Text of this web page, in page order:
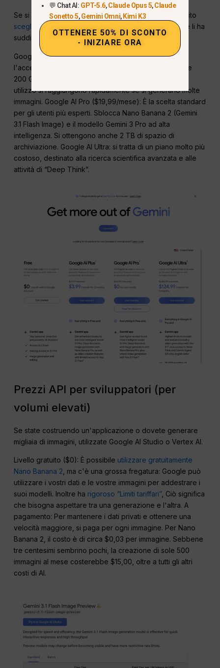
Se si utilizza l'App Gemini o Google Workspace, di solito
scegliere un piano mensile
. A partire dal 2026, Google li ha
suddivisi in tre livelli:
Google AI Plus ($7,99/mese): È il piano di base. Offre
l'accesso di base a Nano Banana e Veo 3 Fast. Include
200 GB di spazio di archiviazione cloud, ma i limiti di
utilizzo si raggiungono rapidamente se si generano molte
immagini. Google AI Pro ($19,99/mese): È la scelta standard
per gli utenti più esperti. Sblocca Nano Banana 2 (Gemini
3.1 Flash Image) e il modello Gemini 3 Pro ad alta
intelligenza. Si ottengono anche 2 TB di spazio di
archiviazione. Google AI Ultra: si tratta di un piano molto più
costoso, destinato alla ricerca scientifica avanzata e alle
attività di “Deep Think”.
Prezzi API per sviluppatori (per
volumi elevati)
Se state costruendo un'applicazione o dovete generare
migliaia di immagini, utilizzate Google AI Studio o Vertex AI.
Livello gratuito ($0): È possibile utilizzare gratuitamente
Nano Banana 2 , ma c'è una grossa fregatura: Google può
utilizzare i vostri dati e le vostre immagini per addestrare i
suoi modelli. Inoltre ha rigoroso “Limiti tariffari”, Ciò significa
che bisogna aspettare tra una generazione e l'altra. A
pagamento: Per mantenere i dati privati e ottenere una
velocità maggiore, si paga per ogni immagine. Per Nano
Banana 2, il costo è di circa $0,03 per immagine. Sebbene
tre centesimi sembrino pochi, la creazione di sole 500
immagini al mese costerebbe $15,00, oltre a tutti gli altri
costi di AI.
💬 Chat AI: GPT-5.6,Claude Opus 5,Claude
Sonetto 5,Gemini Omni, Kimi K3
OTTENERE 50% DI SCONTO
- INIZIARE ORA